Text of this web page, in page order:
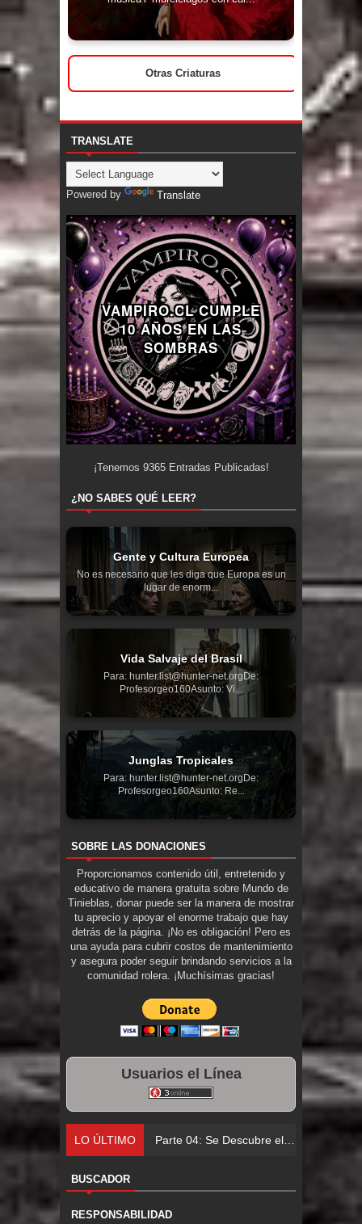
Otras Criaturas
TRANSLATE
Powered by Translate
VAMPIRO.CL CUMPLE
10 AÑOS EN LAS
SOMBRAS
¡Tenemos 9365Entradas Publicadas!
¿NO SABES QUÉ LEER?
Gente y Cultura Europea
No es necesario que les diga que Europa es un
lugar de enorm...
Vida Salvaje del Brasil
Para: hunter.list@hunter-net.orgDe:
Profesorgeo160Asunto: Vi...
Junglas Tropicales
Para: hunter.list@hunter-net.orgDe:
Profesorgeo160Asunto: Re...
SOBRE LAS DONACIONES
Proporcionamos contenido útil, entretenido y
educativo de manera gratuita sobre Mundo de
Tinieblas, donar puede ser la manera de mostrar
tu aprecio y apoyar el enorme trabajo que hay
detrás de la página. ¡No es obligación! Pero es
una ayuda para cubrir costos de mantenimiento
y asegura poder seguir brindando servicios a la
comunidad rolera. ¡Muchísimas gracias!
Usuarios el Línea
LO ÚLTIMO Parte 04: Se Descubre el Pastel
BUSCADOR
RESPONSABILIDAD